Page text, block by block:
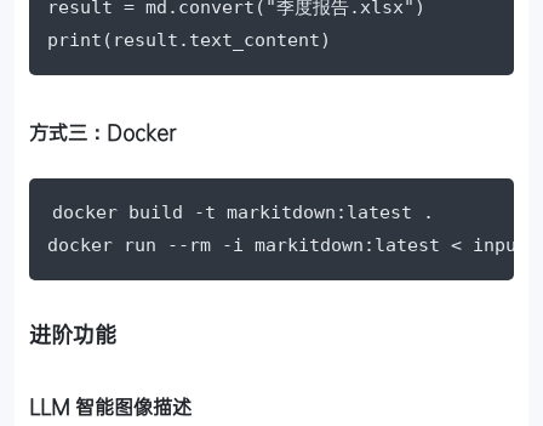
result = md.convert("季度报告.xlsx")
print(result.text_content)
方式三：Docker
docker build -t markitdown:latest .
docker run --rm -i markitdown:latest <
进阶功能
LLM 智能图像描述